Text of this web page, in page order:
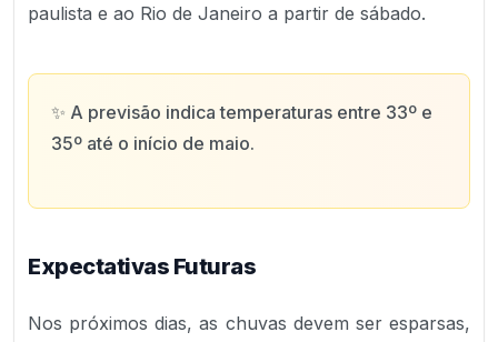
paulista e ao Rio de Janeiro a partir de sábado.
✨ A previsão indica temperaturas entre 33º e
35º até o início de maio.
Expectativas Futuras
Nos próximos dias, as chuvas devem ser esparsas,